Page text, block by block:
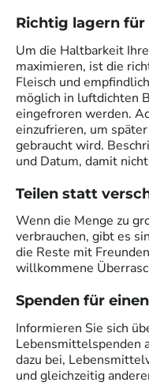
Richtig lagern
Um die Haltbarkeit
maximieren, ist die
Fleisch und
möglich in luftdichten
eingefroren werden.
einzufrieren, um
gebraucht wird.
und Datum, damit
Teilen statt
Wenn die Menge zu
verbrauchen, gibt es
die Reste mit
willkommene
Spenden für
Informieren Sie sich
Lebensmittelspenden
dazu bei,
und gleichzeitig